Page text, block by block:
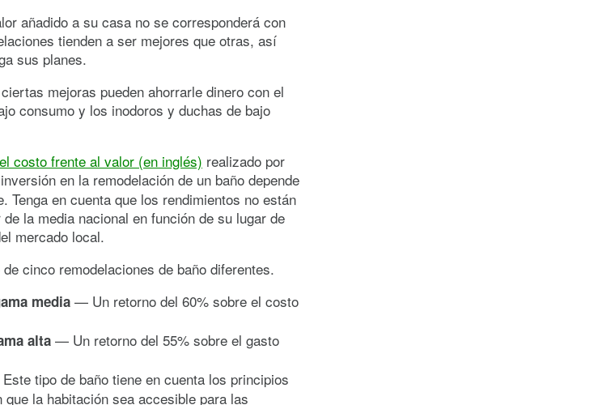
añadido a su casa no se corresponderá con
tienden a ser mejores que otras, así
sus planes.
mejoras pueden ahorrarle dinero con el
consumo y los inodoros y duchas de bajo
costo frente al valor (en inglés) realizado por
en la remodelación de un baño depende
Tenga en cuenta que los rendimientos no están
la media nacional en función de su lugar de
mercado local.
cinco remodelaciones de baño diferentes.
media — Un retorno del 60% sobre el costo
alta — Un retorno del 55% sobre el gasto
tipo de baño tiene en cuenta los principios
la habitación sea accesible para las